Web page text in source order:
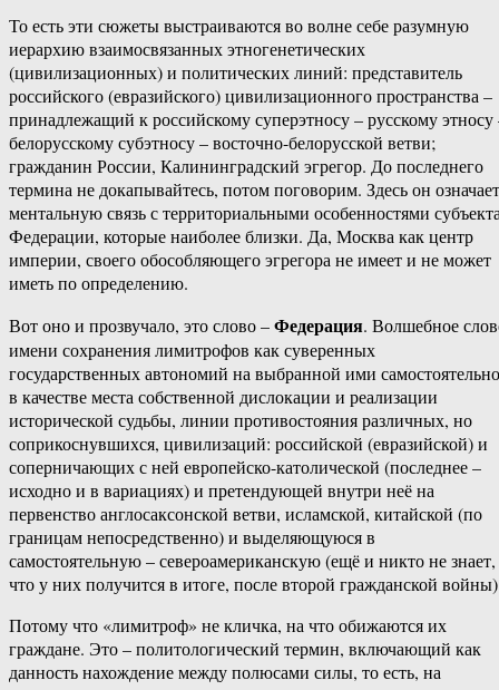
То есть эти сюжеты выстраиваются во волне себе разумную
иерархию взаимосвязанных этногенетических
(цивилизационных) и политических линий: представитель
российского (евразийского) цивилизационного пространства –
принадлежащий к российскому суперэтносу – русскому этносу
белорусскому субэтносу – восточно-белорусской ветви;
гражданин России, Калининградский эгрегор. До последнего
термина не докапывайтесь, потом поговорим. Здесь он означает
ментальную связь с территориальными особенностями
Федерации, которые наиболее близки. Да, Москва как центр
империи, своего обособляющего эгрегора не имеет и не может
иметь по определению.
Вот оно и прозвучало, это слово –Федерация. Волшебное
имени сохранения лимитрофов как суверенных
государственных автономий на выбранной ими
в качестве места собственной дислокации и реализации
исторической судьбы, линии противостояния различных, но
соприкоснувшихся, цивилизаций: российской (евразийской) и
соперничающих с ней европейско-католической (последнее –
исходно и в вариациях) и претендующей внутри неё на
первенство англосаксонской ветви, исламской, китайской (по
границам непосредственно) и выделяющуюся в
самостоятельную – североамериканскую (ещё и никто не знает,
что у них получится в итоге, после второй гражданской
Потому что «лимитроф» не кличка, на что обижаются их
граждане. Это – политологический термин, включающий как
данность нахождение между полюсами силы, то есть, на